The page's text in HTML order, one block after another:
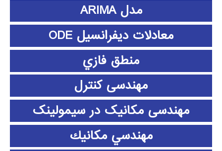
مدل ARIMA
معادلات دیفرانسیل ODE
منطق فازي
مهندسی کنترل
مهندسی مکانیک در سیمولینک
مهندسي مكانيك